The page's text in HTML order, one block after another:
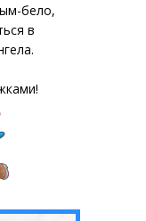
бело,
в